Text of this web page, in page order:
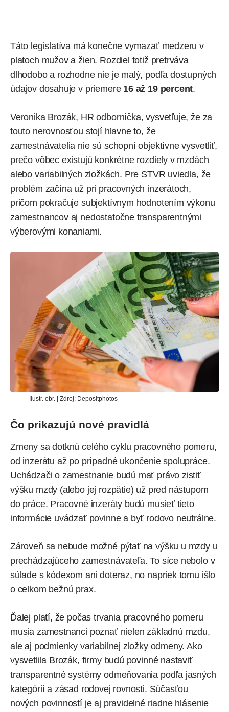
Táto legislatíva má konečne vymazať medzeru v
platoch mužov a žien. Rozdiel totiž pretrváva
dlhodobo a rozhodne nie je malý, podľa dostupných
údajov dosahuje v priemere 16 až 19 percent.
Veronika Brozák, HR odborníčka, vysvetľuje, že za
touto nerovnosťou stojí hlavne to, že
zamestnávatelia nie sú schopní objektívne vysvetliť,
prečo vôbec existujú konkrétne rozdiely v mzdách
alebo variabilných zložkách. Pre STVR uviedla, že
problém začína už pri pracovných inzerátoch,
pričom pokračuje subjektívnym hodnotením výkonu
zamestnancov aj nedostatočne transparentnými
výberovými konaniami.
Ilustr. obr. | Zdroj: Depositphotos
Čo prikazujú nové pravidlá
Zmeny sa dotknú celého cyklu pracovného pomeru,
od inzerátu až po prípadné ukončenie spolupráce.
Uchádzači o zamestnanie budú mať právo zistiť
výšku mzdy (alebo jej rozpätie) už pred nástupom
do práce. Pracovné inzeráty budú musieť tieto
informácie uvádzať povinne a byť rodovo neutrálne.
Zároveň sa nebude možné pýtať na výšku u mzdy u
prechádzajúceho zamestnávateľa. To síce nebolo v
súlade s kódexom ani doteraz, no napriek tomu išlo
o celkom bežnú prax.
Ďalej platí, že počas trvania pracovného pomeru
musia zamestnanci poznať nielen základnú mzdu,
ale aj podmienky variabilnej zložky odmeny. Ako
vysvetlila Brozák, firmy budú povinné nastaviť
transparentné systémy odmeňovania podľa jasných
kategórií a zásad rodovej rovnosti. Súčasťou
nových povinností je aj pravidelné riadne hlásenie